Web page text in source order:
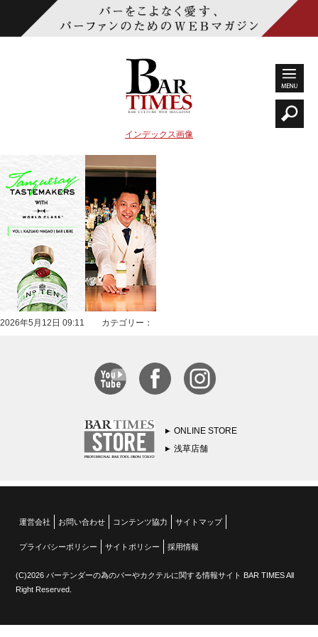
インデックス画像
2026年5月12日 09:11 カテゴリー：
ONLINE STORE
浅草店舗
運営会社 お問い合わせ コンテンツ協力 サイトマップ
プライバシーポリシー サイトポリシー 採用情報
(C)2026 バーテンダーの為のバーやカクテルに関する情報サイト BAR TIMES All
Right Reserved.